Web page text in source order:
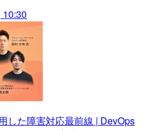
した障害対応最前線 | DevOps